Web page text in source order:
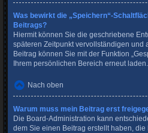
Was bewirkt die „Speichern“-
Beitrags?
Hiermit können Sie die geschriebene
späteren Zeitpunkt vervollständigen und
Beitrag können Sie mit der Funktion
Ihrem persönlichen Bereich erneut laden.
Nach oben
Warum muss mein Beitrag erst
Die Board-Administration kann
dem Sie einen Beitrag erstellt haben,